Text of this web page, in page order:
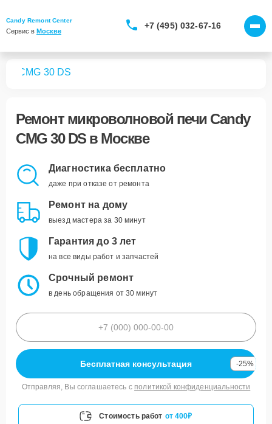
Candy Remont Center
Сервис в Москве
+7 (495) 032-67-16
CMG 30 DS
Ремонт микроволновой печи Candy
CMG 30 DSв Москве
Диагностика бесплатно
даже при отказе от ремонта
Ремонт на дому
выезд мастера за 30 минут
Гарантия до 3 лет
на все виды работ и запчастей
Срочный ремонт
в день обращения от 30 минут
Бесплатная консультация -25%
Отправляя, Вы соглашаетесь с политикой конфиденциальности
Стоимость работ от 400₽